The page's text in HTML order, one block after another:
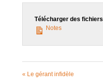
Télécharger des fichiers
Notes
« Le gérant infidèle